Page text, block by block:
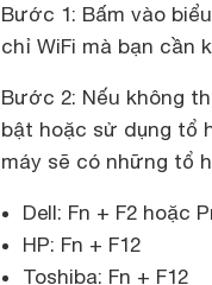
Bước 1: Bấm vào
chỉ WiFi mà bạn cần
Bước 2: Nếu không
bật hoặc sử dụng tổ
máy sẽ có những tổ
Dell: Fn + F2 hoặc
HP: Fn + F12
Toshiba: Fn + F12